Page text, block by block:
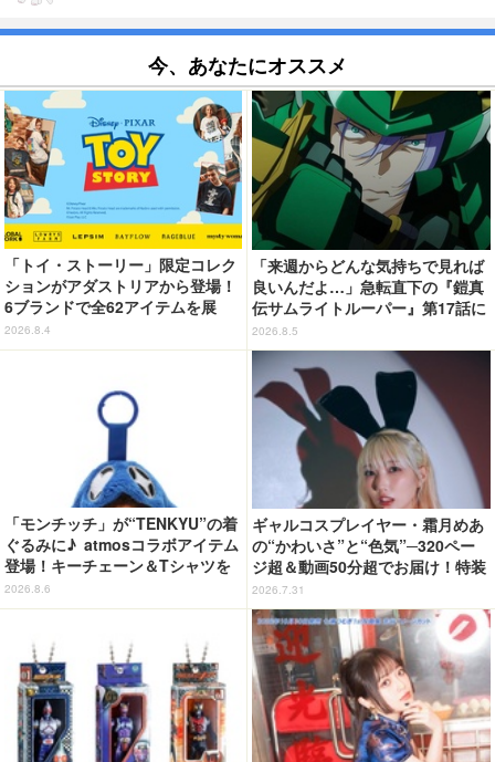
今、あなたにオススメ
「トイ・ストーリー」限定コレク
ションがアダストリアから登場！
6ブランドで全62アイテムを展
開 店舗で購入するとオリジナル
マグネットをプレゼント☆
2026.8.4
「来週からどんな気持ちで見れば
良いんだよ…」急転直下の『鎧真
伝サムライトルーパー』第17話に
感情の追いつかない視聴者が続
出…【ネタバレあり反応まとめ】
2026.8.5
「モンチッチ」が“TENKYU”の着
ぐるみに♪ atmosコラボアイテム
登場！キーチェーン＆Tシャツを
展開
2026.8.6
ギャルコスプレイヤー・霜月めあ
の“かわいさ”と“色気”─320ペー
ジ超＆動画50分超でお届け！特装
合本版のデジタル写真集が登場
2026.7.31